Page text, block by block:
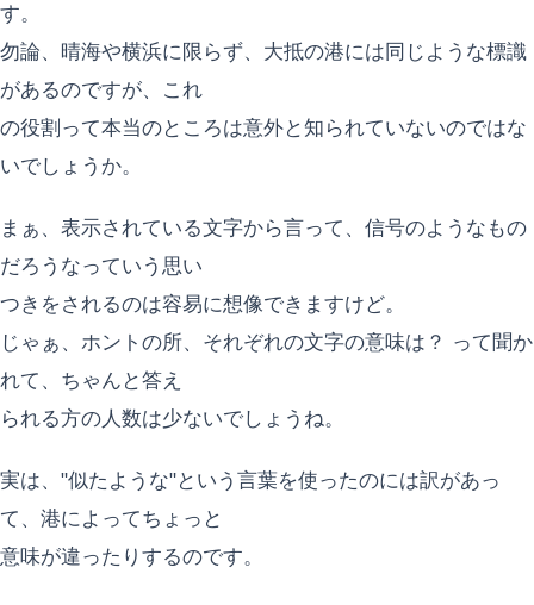
す。
勿論、晴海や横浜に限らず、大抵の港には同じような標識
があるのですが、これ
の役割って本当のところは意外と知られていないのではな
いでしょうか。
まぁ、表示されている文字から言って、信号のようなもの
だろうなっていう思い
つきをされるのは容易に想像できますけど。
じゃぁ、ホントの所、それぞれの文字の意味は？ って聞か
れて、ちゃんと答え
られる方の人数は少ないでしょうね。
実は、"似たような"という言葉を使ったのには訳があっ
て、港によってちょっと
意味が違ったりするのです。